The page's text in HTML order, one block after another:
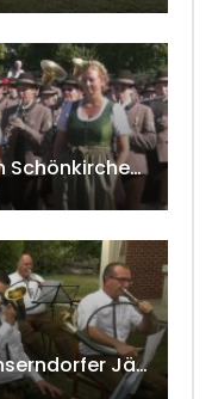
Bezirksmusikfest 2023 in Schönkirchen-Reyersdorf
11. Jagdheuriger der Gänserndorfer Jäger 2020 w4tv166